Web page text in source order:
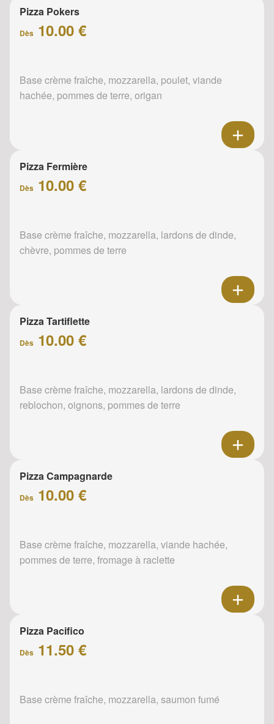
Pizza Pokers
Dès 10.00 €
Base crème fraîche, mozzarella, poulet, viande
hachée, pommes de terre, origan
Pizza Fermière
Dès 10.00 €
Base crème fraîche, mozzarella, lardons de dinde,
chèvre, pommes de terre
Pizza Tartiflette
Dès 10.00 €
Base crème fraîche, mozzarella, lardons de dinde,
reblochon, oignons, pommes de terre
Pizza Campagnarde
Dès 10.00 €
Base crème fraîche, mozzarella, viande hachée,
pommes de terre, fromage à raclette
Pizza Pacifico
Dès 11.50 €
Base crème fraîche, mozzarella, saumon fumé